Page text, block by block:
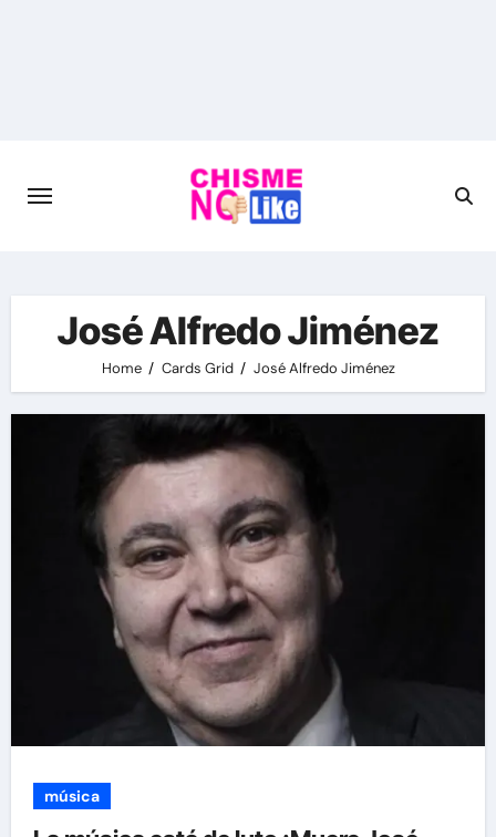
José Alfredo Jiménez
Home Cards Grid José Alfredo Jiménez
música